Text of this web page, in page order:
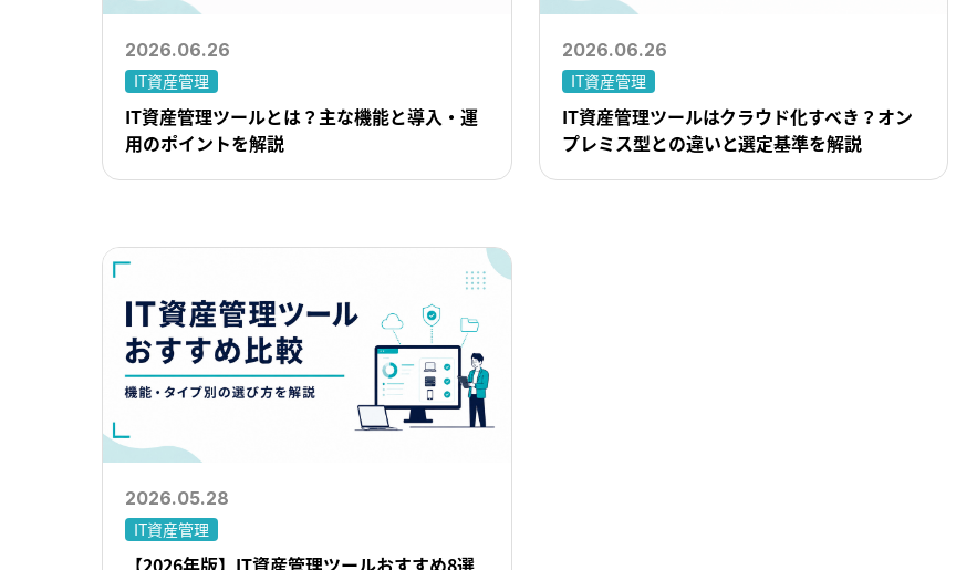
2026.06.26
IT資産管理
IT資産管理ツールとは？主な機能と導入・運
用のポイントを解説
2026.06.26
IT資産管理
IT資産管理ツールはクラウド化すべき？オン
プレミス型との違いと選定基準を解説
2026.05.28
IT資産管理
【2026年版】IT資産管理ツールおすすめ8選